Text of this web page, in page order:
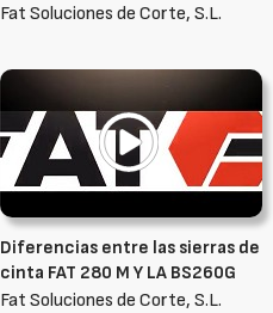
Fat Soluciones de Corte, S.L.
Diferencias entre las sierras de
cinta FAT 280 M Y LA BS260G
Fat Soluciones de Corte, S.L.